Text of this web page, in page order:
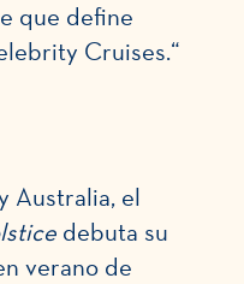
que define
Cruises.“
Australia, el
debuta su
verano de